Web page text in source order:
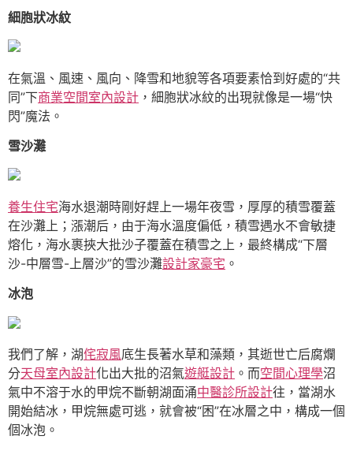
細胞狀冰紋
在氣溫、風速、風向、降雪和地貌等各項要素恰到好處的“共
同”下商業空間室內設計 ，細胞狀冰紋的出現就像是一場“快
閃”魔法。
雪沙灘
養生住宅海水退潮時剛好趕上一場年夜雪，厚厚的積雪覆蓋
在沙灘上；漲潮后，由于海水溫度偏低，積雪遇水不會敏捷
熔化，海水裹挾大批沙子覆蓋在積雪之上，最終構成“下層
沙-中層雪-上層沙”的雪沙灘設計家豪宅 。
冰泡
我們了解，湖侘寂風底生長著水草和藻類，其逝世亡后腐爛
分天母室內設計化出大批的沼氣遊艇設計 。而空間心理學沼
氣中不溶于水的甲烷不斷朝湖面涌中醫診所設計往，當湖水
開始結冰，甲烷無處可逃，就會被“困”在冰層之中，構成一個
個冰泡。